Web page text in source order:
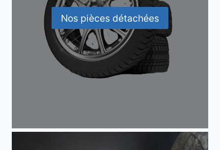
Nos pièces détachées